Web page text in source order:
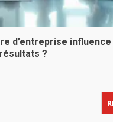
d’entreprise influence
?